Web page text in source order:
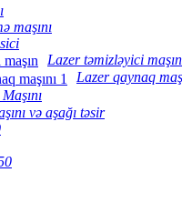
maşını
Lazer təmizləyici maşın
Lazer qaynaq
və aşağı təsir